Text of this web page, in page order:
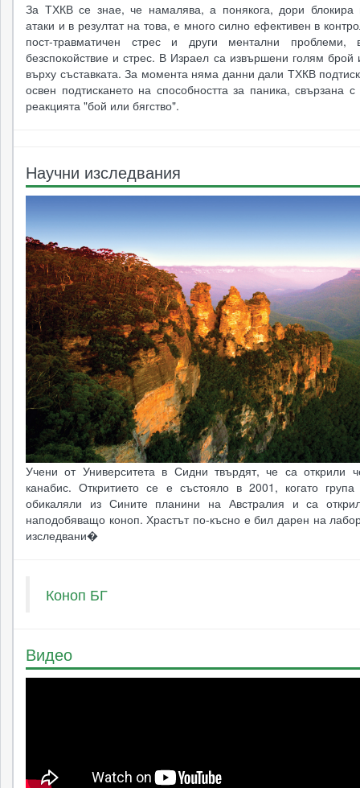
За ТХКВ се знае, че намалява, а понякога, дори блокира
атаки и в резултат на това, е много силно ефективен в
пост-травматичен стрес и други ментални проблеми,
безспокойствие и стрес. В Израел са извършени голям брой
върху съставката. За момента няма данни дали ТХКВ
освен подтискането на способността за паника, свързана
реакцията "бой или бягство".
Научни изследвания
Учени от Университета в Сидни твърдят, че са открили
канабис. Откритието се е състояло в 2001, когато
обикаляли из Сините планини на Австралия и са
наподобяващо коноп. Храстът по-късно е бил дарен на
изследвани�
Коноп БГ
Видео